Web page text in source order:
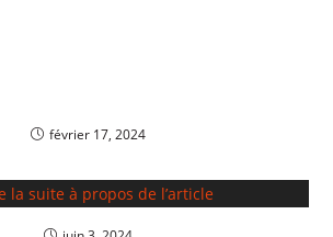
février 17, 2024